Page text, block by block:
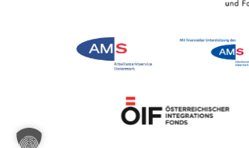
Unser Team ist gerne für Sie da!
Kontakt mit uns auf – wir freuen uns